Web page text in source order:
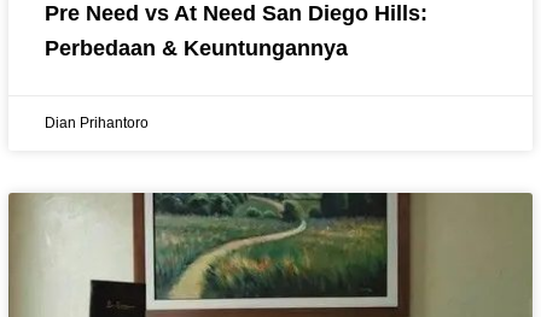
Pre Need vs At Need San Diego Hills:
Perbedaan & Keuntungannya
Dian Prihantoro